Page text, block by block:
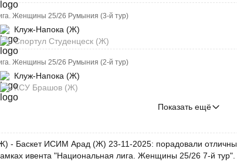
Женщины 25/26 Румыния (3-й тур)
Клуж-Напока (Ж)
Спортул Студенцеск (Ж)
Женщины 25/26 Румыния (2-й тур)
Клуж-Напока (Ж)
КСУ Брашов (Ж)
Показать ещё
- Баскет ИСИМ Арад (Ж) 23-11-2025: порадовали
ивента "Национальная лига. Женщины 25/26 7-й тур".